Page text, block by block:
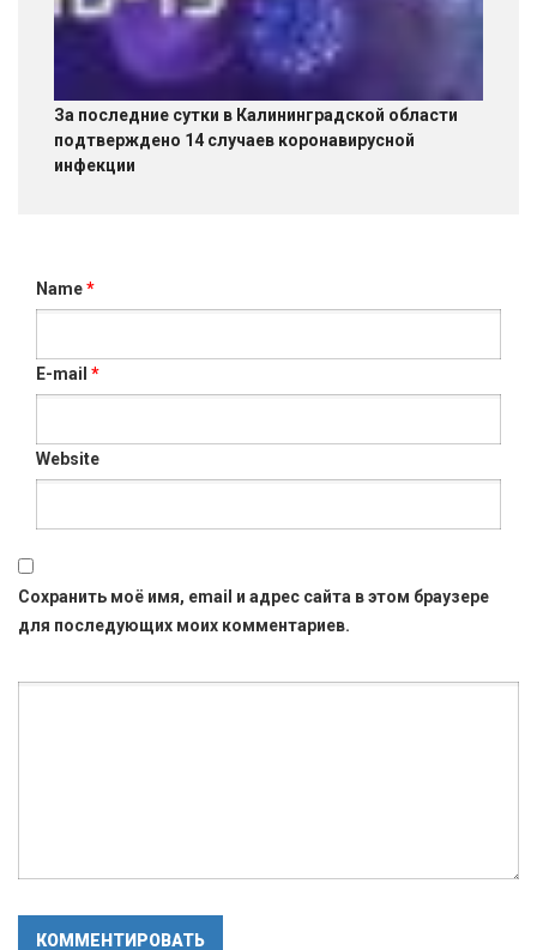
За последние сутки в Калининградской области
подтверждено 14 случаев коронавирусной
инфекции
Name*
E-mail *
Website
Сохранить моё имя, email и адрес сайта в этом браузере
для последующих моих комментариев.